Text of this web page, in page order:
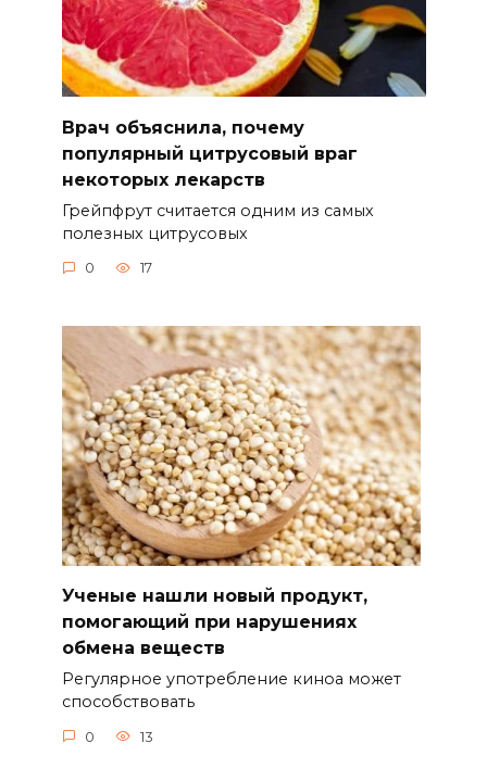
Врач объяснила, почему
популярный цитрусовый враг
некоторых лекарств
Грейпфрут считается одним из самых
полезных цитрусовых
0 17
Ученые нашли новый продукт,
помогающий при нарушениях
обмена веществ
Регулярное употребление киноа может
способствовать
0 13